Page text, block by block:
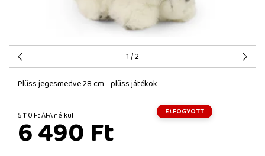
1/ 2
Plüss jegesmedve 28 cm - plüss játékok
5 110 Ft ÁFA nélkül ELFOGYOTT
6 490 Ft